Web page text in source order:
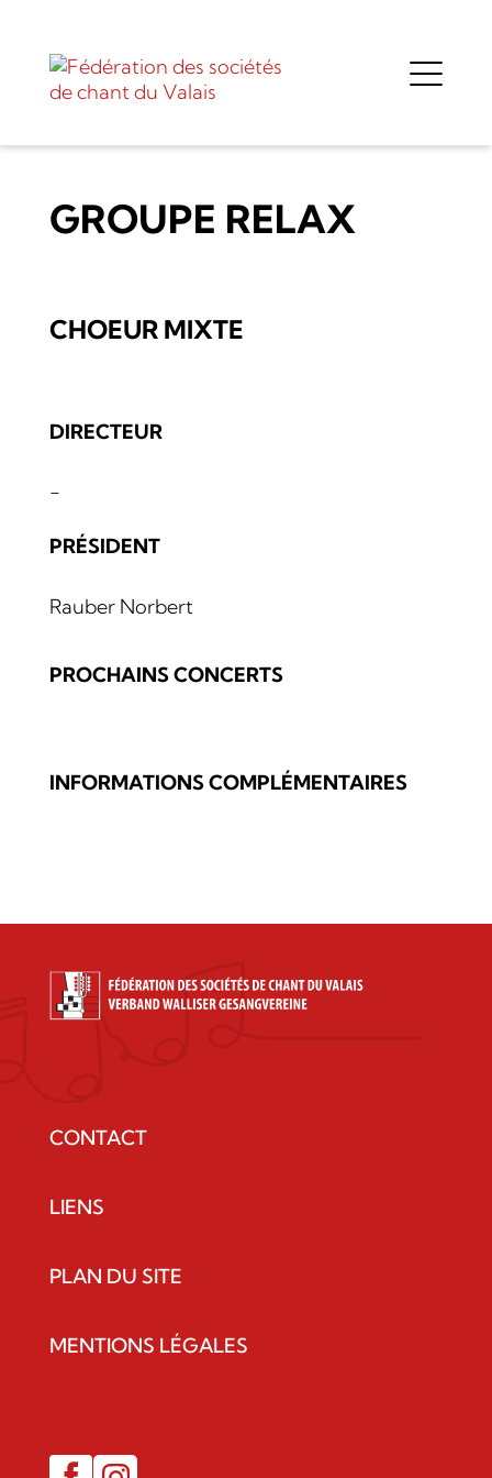
GROUPE RELAX
CHOEUR MIXTE
DIRECTEUR
-
PRÉSIDENT
Rauber Norbert
PROCHAINS CONCERTS
INFORMATIONS COMPLÉMENTAIRES
CONTACT
LIENS
PLAN DU SITE
MENTIONS LÉGALES